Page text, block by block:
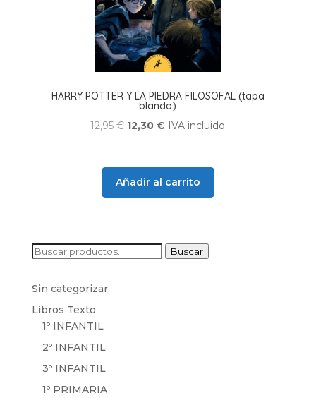
HARRY POTTER Y LA PIEDRA FILOSOFAL (tapa
blanda)
12,95€ El
12,95 €.
12,30€ El
12,30 €.
IVA incluido
Añadir al carrito
Buscar
Buscar
Sin categorizar
Libros Texto
1º INFANTIL
2º INFANTIL
3º INFANTIL
1º PRIMARIA